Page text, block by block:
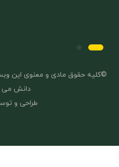
©کلیه حقوق مادی و معنوی این
دانش می
طراحی و